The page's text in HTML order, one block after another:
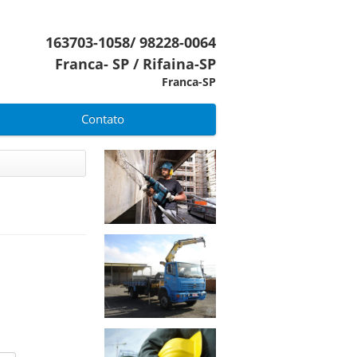
163703-1058/ 98228-0064
Franca- SP / Rifaina-SP
Franca-SP
Contato